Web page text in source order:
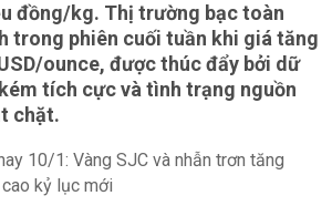
đồng/kg. Thị trường bạc toàn
trong phiên cuối tuần khi giá tăng
ounce, được thúc đẩy bởi dữ
tích cực và tình trạng nguồn
chặt.
10/1: Vàng SJC và nhẫn trơn tăng
kỷ lục mới